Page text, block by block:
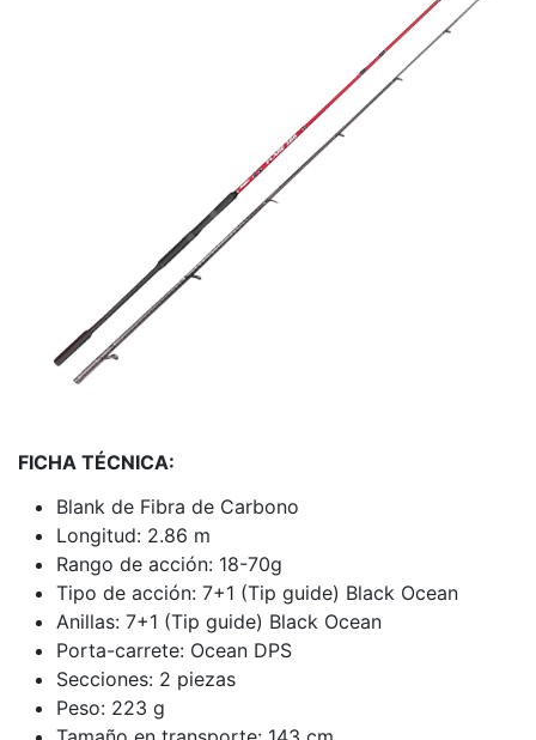
FICHA TÉCNICA:
Blank de Fibra de Carbono
Longitud: 2.86 m
Rango de acción: 18-70g
Tipo de acción: 7+1 (Tip guide) Black Ocean
Anillas: 7+1 (Tip guide) Black Ocean
Porta-carrete: Ocean DPS
Secciones: 2 piezas
Peso: 223 g